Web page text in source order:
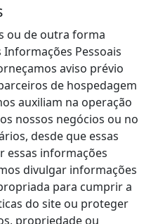
ou de outra forma
Pessoais
aviso prévio
de hospedagem
auxiliam na operação
nossos negócios ou no
desde que essas
essas informações
divulgar informações
para cumprir a
do site ou proteger
propriedade ou